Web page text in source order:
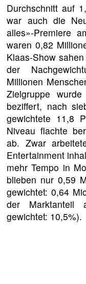
Durchschnitt auf
war auch die
alles»-Premiere
waren 0,82
Klaas-Show
der
Millionen
Zielgruppe
beziffert, nach
gewichtete 11,8
Niveau flachte
ab. Zwar
Entertainment
mehr Tempo in
blieben nur 0,59
gewichtet: 0,64
der Marktanteil
gewichtet: 10,5%).